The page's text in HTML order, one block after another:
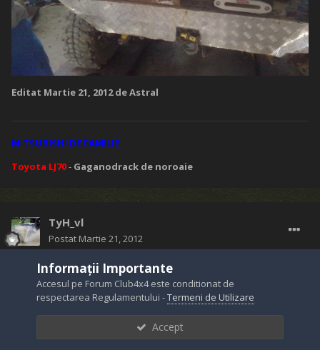
Editat Martie 21, 2012de Astral
MITSUBISHI DE FAMILIE
Toyota LJ70- Gaganodrack de noroaie
TyH_vl
Postat Martie 21, 2012
Re: Patrolu' , razvanuta...si vilcenii...
:ha::ha::ha::ha:...... nu pot sa cred ....:ha::ha::ha:
Informații Importante
Accesul pe Forum Club4x4 este conditionat de
respectarea Regulamentului -Termeni de Utilizare
Accept